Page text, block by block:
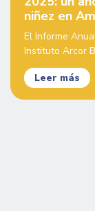
niñez en
El Informe
Instituto Arcor
Leer más